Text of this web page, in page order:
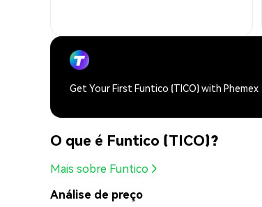
Get Your First Funtico (TICO) with Phemex
O que é Funtico (TICO)?
Mais sobre Funtico
Análise de preço